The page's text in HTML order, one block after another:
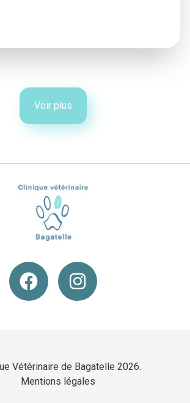
Voir plus
Vétérinaire de Bagatelle 2026.
Mentions légales